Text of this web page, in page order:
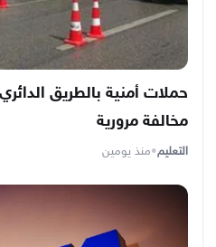
مخالفة مرورية
التعليم•منذ يومين